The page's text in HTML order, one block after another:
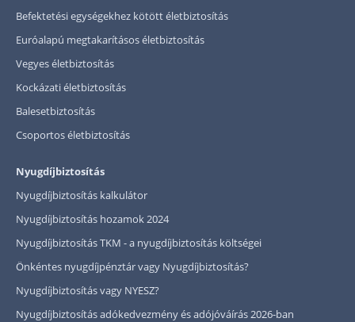
Befektetési egységekhez kötött életbiztosítás
Euróalapú megtakarításos életbiztosítás
Vegyes életbiztosítás
Kockázati életbiztosítás
Balesetbiztosítás
Csoportos életbiztosítás
Nyugdíjbiztosítás
Nyugdíjbiztosítás kalkulátor
Nyugdíjbiztosítás hozamok 2024
Nyugdíjbiztosítás TKM - a nyugdíjbiztosítás költségei
Önkéntes nyugdíjpénztár vagy Nyugdíjbiztosítás?
Nyugdíjbiztosítás vagy NYESZ?
Nyugdíjbiztosítás adókedvezmény és adójóváírás 2026-ban